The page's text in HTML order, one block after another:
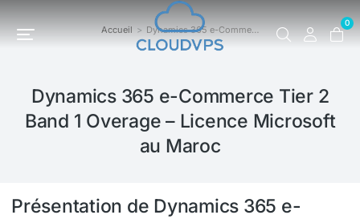
0
Vous êtes ici :Accueil Dynamics 365 e-Comme…
Dynamics 365 e-Commerce Tier 2
Band 1 Overage – Licence Microsoft
au Maroc
Présentation de Dynamics 365 e-